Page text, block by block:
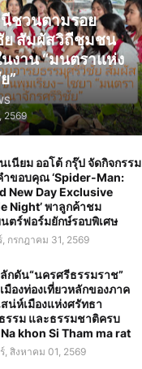
ชวนตามรอย
ย สัมผัสวิถีชุมชน
งาน “มนตราแห่ง
”
2569
เนียม ออโต้ กรุ๊ป จัดกิจกรรม
ขอบคุณ ‘Spider-Man:
New Day Exclusive
Night’ พาลูกค้าชม
ตร์ฟอร์มยักษ์รอบพิเศษ
กรกฎาคม 31, 2569
กดัน“นครศรีธรรมราช”
มืองท่องเที่ยวหลักของภาค
สน่ห์เมืองแห่งศรัทธา
รม และธรรมชาติครบ
Na khon Si Tham ma rat
, สิงหาคม 01, 2569